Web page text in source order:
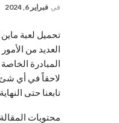
في فبراير 6, 2024
تحميل لعبة
العديد من
المبادرة
لاحقاً في أي شئ
تابعنا حتى
محتويات المقالة